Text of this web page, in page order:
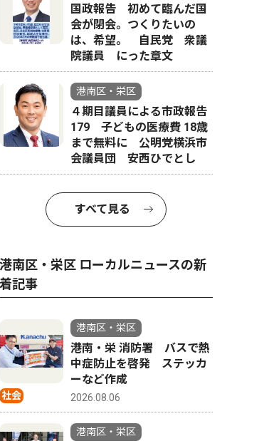
国政報告 初めて臨んだ国
会が閉会。つくりたいの
は、希望。 自民党 衆議
院議員 にった章文
港南区・栄区
４期目議員による市政報告
179 子どもの医療費 18歳
まで無料に 公明党横浜市
会議員団 安西ひでとし
すべて見る
港南区・栄区 ローカルニュースの新
着記事
社会
港南区・栄区
港南・栄 消防署 バスで熱
中症防止を啓発 ステッカ
ーなど作成
2026.08.06
港南区・栄区